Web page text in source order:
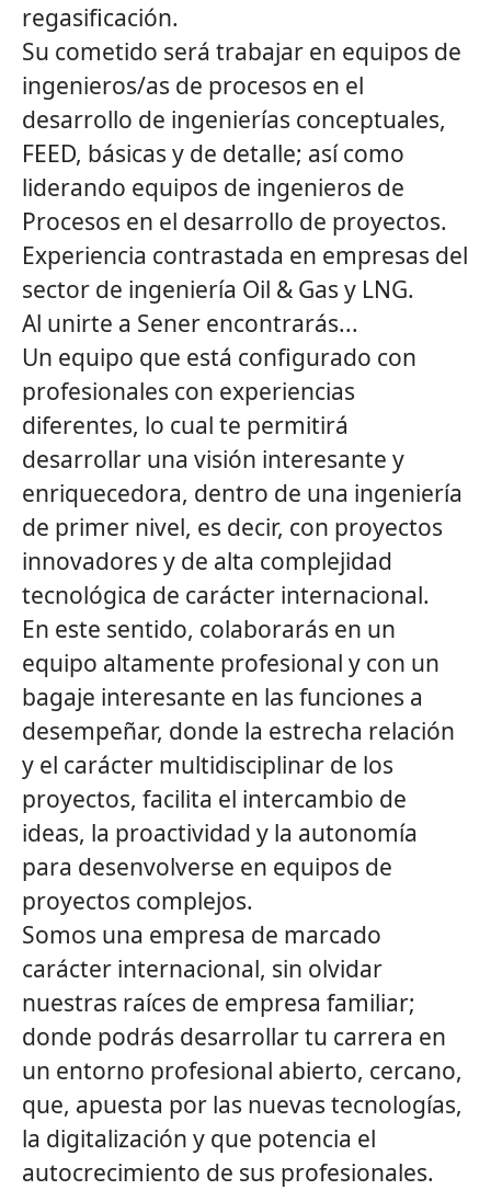
regasificación.
Su cometido será trabajar en equipos de
ingenieros/as de procesos en el
desarrollo de ingenierías conceptuales,
FEED, básicas y de detalle; así como
liderando equipos de ingenieros de
Procesos en el desarrollo de proyectos.
Experiencia contrastada en empresas del
sector de ingeniería Oil & Gas y LNG.
Al unirte a Sener encontrarás...
Un equipo que está configurado con
profesionales con experiencias
diferentes, lo cual te permitirá
desarrollar una visión interesante y
enriquecedora, dentro de una ingeniería
de primer nivel, es decir, con proyectos
innovadores y de alta complejidad
tecnológica de carácter internacional.
En este sentido, colaborarás en un
equipo altamente profesional y con un
bagaje interesante en las funciones a
desempeñar, donde la estrecha relación
y el carácter multidisciplinar de los
proyectos, facilita el intercambio de
ideas, la proactividad y la autonomía
para desenvolverse en equipos de
proyectos complejos.
Somos una empresa de marcado
carácter internacional, sin olvidar
nuestras raíces de empresa familiar;
donde podrás desarrollar tu carrera en
un entorno profesional abierto, cercano,
que, apuesta por las nuevas tecnologías,
la digitalización y que potencia el
autocrecimiento de sus profesionales.